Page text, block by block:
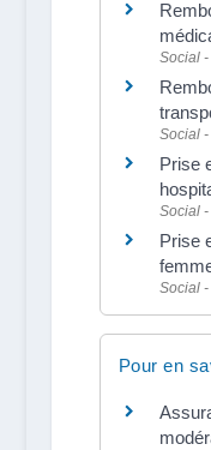
Social
Social
Prise
Social
Prise
Social
Pour en